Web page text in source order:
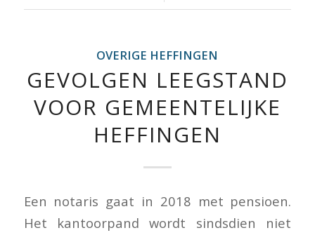
OVERIGE HEFFINGEN
GEVOLGEN LEEGSTAND
VOOR GEMEENTELIJKE
HEFFINGEN
Een notaris gaat in 2018 met pensioen.
Het kantoorpand wordt sindsdien niet